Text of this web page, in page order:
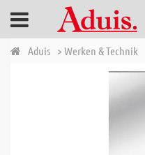
Aduis > Werken & Technik